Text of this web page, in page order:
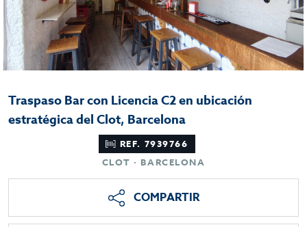
Traspaso Bar con Licencia C2 en ubicación
estratégica del Clot, Barcelona
REF. 7939766
CLOT · BARCELONA
COMPARTIR